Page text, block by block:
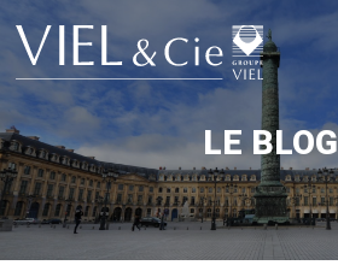
contenu
LE BLOG